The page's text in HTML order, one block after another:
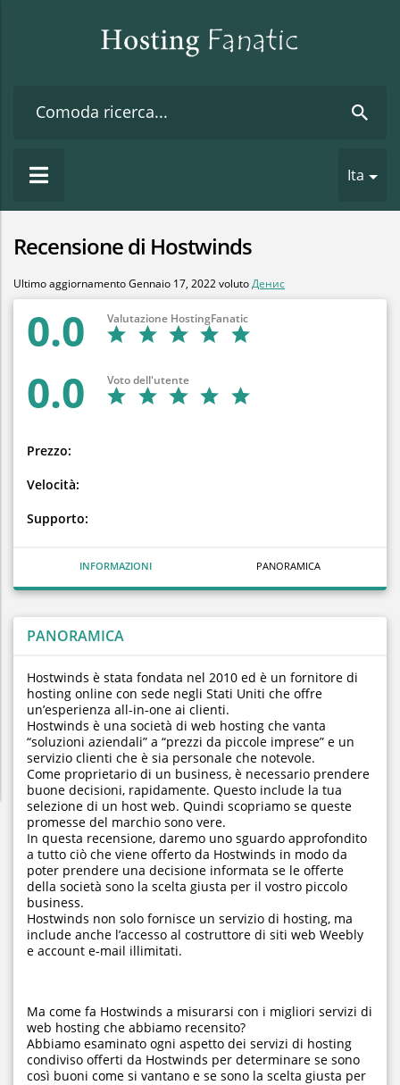
Ita
Recensione di Hostwinds
Ultimo aggiornamentoGennaio 17, 2022volutoДенис
0.0 Valutazione HostingFanatic
0.0 Voto dell'utente
Prezzo:
Velocità:
Supporto:
INFORMAZIONI PANORAMICA
PANORAMICA
Hostwinds è stata fondata nel 2010 ed è un fornitore di
hosting online con sede negli Stati Uniti che offre
un’esperienza all-in-one ai clienti.
Hostwinds è una società di web hosting che vanta
“soluzioni aziendali” a “prezzi da piccole imprese” e un
servizio clienti che è sia personale che notevole.
Come proprietario di un business, è necessario prendere
buone decisioni, rapidamente. Questo include la tua
selezione di un host web. Quindi scopriamo se queste
promesse del marchio sono vere.
In questa recensione, daremo uno sguardo approfondito
a tutto ciò che viene offerto da Hostwinds in modo da
poter prendere una decisione informata se le offerte
della società sono la scelta giusta per il vostro piccolo
business.
Hostwinds non solo fornisce un servizio di hosting, ma
include anche l’accesso al costruttore di siti web Weebly
e account e-mail illimitati.
Ma come fa Hostwinds a misurarsi con i migliori servizi di
web hosting che abbiamo recensito?
Abbiamo esaminato ogni aspetto dei servizi di hosting
condiviso offerti da Hostwinds per determinare se sono
così buoni come si vantano e se sono la scelta giusta per